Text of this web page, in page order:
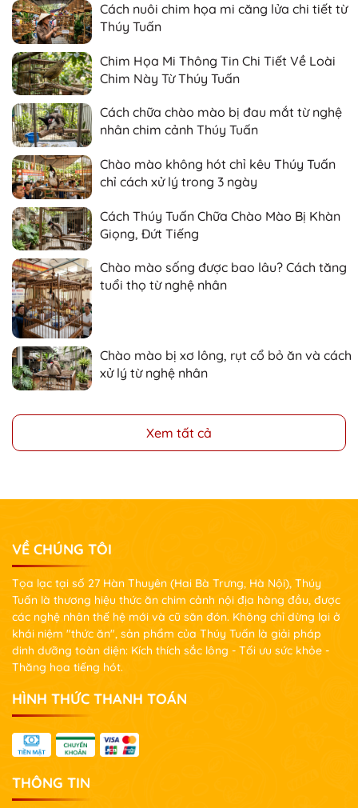
Cách nuôi chim họa mi căng lửa chi tiết từ
Thúy Tuấn
Chim Họa Mi Thông Tin Chi Tiết Về Loài
Chim Này Từ Thúy Tuấn
Cách chữa chào mào bị đau mắt từ nghệ
nhân chim cảnh Thúy Tuấn
Chào mào không hót chỉ kêu Thúy Tuấn
chỉ cách xử lý trong 3 ngày
Cách Thúy Tuấn Chữa Chào Mào Bị Khàn
Giọng, Đứt Tiếng
Chào mào sống được bao lâu? Cách tăng
tuổi thọ từ nghệ nhân
Chào mào bị xơ lông, rụt cổ bỏ ăn và cách
xử lý từ nghệ nhân
Xem tất cả
VỀ CHÚNG TÔI
Tọa lạc tại số 27 Hàn Thuyên (Hai Bà Trưng, Hà Nội), Thúy
Tuấn là thương hiệu thức ăn chim cảnh nội địa hàng đầu, được
các nghệ nhân thế hệ mới và cũ săn đón. Không chỉ dừng lại ở
khái niệm "thức ăn", sản phẩm của Thúy Tuấn là giải pháp
dinh dưỡng toàn diện: Kích thích sắc lông - Tối ưu sức khỏe -
Thăng hoa tiếng hót.
HÌNH THỨC THANH TOÁN
THÔNG TIN